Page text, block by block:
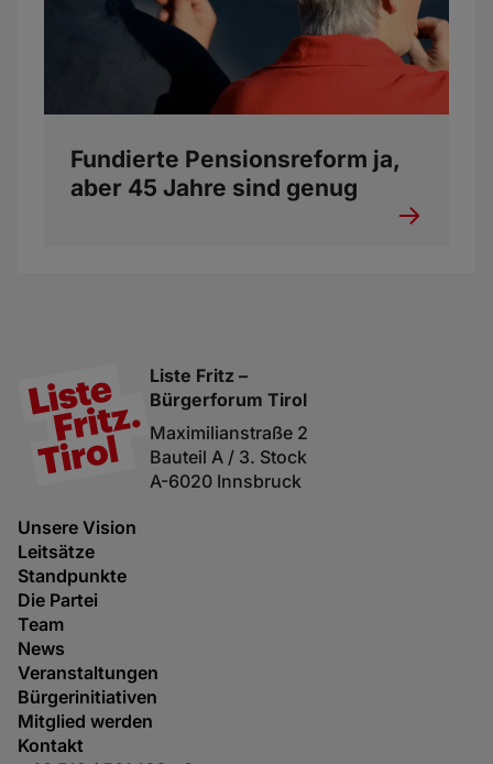
Fundierte Pensionsreform ja,
aber 45 Jahre sind genug
Liste Fritz –
Bürgerforum Tirol
Maximilianstraße 2
Bauteil A / 3. Stock
A-6020 Innsbruck
Unsere Vision
Leitsätze
Standpunkte
Die Partei
Team
News
Veranstaltungen
Bürgerinitiativen
Mitglied werden
Kontakt